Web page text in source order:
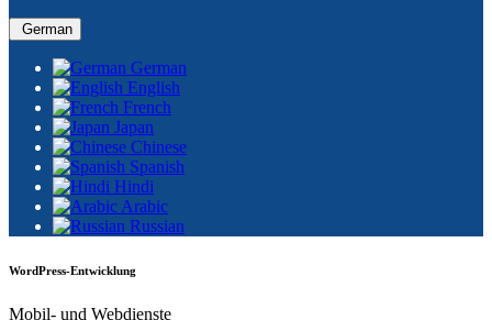
German
German
English
French
Japan
Chinese
Spanish
Hindi
Arabic
Russian
WordPress-Entwicklung
Mobil- und Webdienste